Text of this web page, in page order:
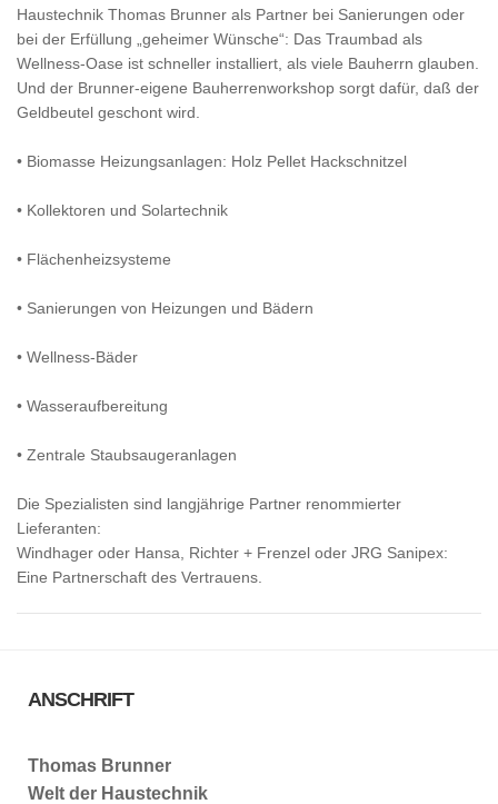
Haustechnik Thomas Brunner als Partner bei Sanierungen oder
bei der Erfüllung „geheimer Wünsche“: Das Traumbad als
Wellness-Oase ist schneller installiert, als viele Bauherrn glauben.
Und der Brunner-eigene Bauherrenworkshop sorgt dafür, daß der
Geldbeutel geschont wird.
• Biomasse Heizungsanlagen: Holz Pellet Hackschnitzel
• Kollektoren und Solartechnik
• Flächenheizsysteme
• Sanierungen von Heizungen und Bädern
• Wellness-Bäder
• Wasseraufbereitung
• Zentrale Staubsaugeranlagen
Die Spezialisten sind langjährige Partner renommierter
Lieferanten:
Windhager oder Hansa, Richter + Frenzel oder JRG Sanipex:
Eine Partnerschaft des Vertrauens.
ANSCHRIFT
Thomas Brunner
Welt der Haustechnik